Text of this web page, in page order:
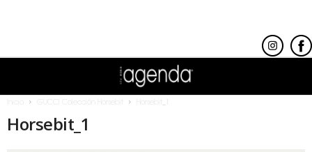
GUCCI Colección Horsebit Horsebit_1
Horsebit_1